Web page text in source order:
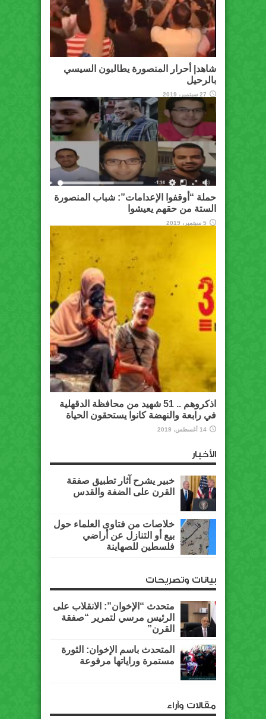
شاهد| أحرار المنصورة يطالبون السيسي
بالرحيل
27 سبتمبر، 2019
حملة “أوقفوا الإعدامات”: شباب المنصورة
الستة من حقهم يعيشوا
5 سبتمبر، 2019
اذكروهم .. 51 شهيد من محافظة الدقهلية
في رابعة والنهضة كانوا يستحقون الحياة
14 أغسطس، 2019
الأخبار
خبير يشرح آثار تطبيق صفقة
القرن على الضفة والقدس
خلاصات من فتاوى العلماء حول
بيع أو التنازل عن أراضي
فلسطين للصهاينة
بيانات وتصريحات
متحدث “الإخوان”: الانقلاب على
الرئيس مرسي لتمرير “صفقة
القرن”
المتحدث باسم الإخوان: الثورة
مستمرة وراياتها مرفوعة
مقالات وآراء